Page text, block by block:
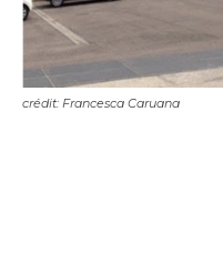
crédit: Francesca Caruana